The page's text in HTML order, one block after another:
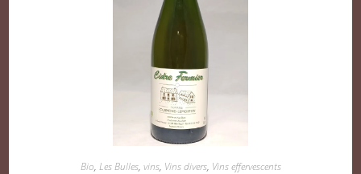
Bio, Les Bulles, vins, Vins divers, Vins effervescents